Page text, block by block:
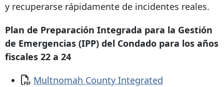
y recuperarse rápidamente de incidentes reales.
Plan de Preparación Integrada para la Gestión
de Emergencias (IPP) del Condado para los años
fiscales 22 a 24
Documento
Multnomah County Integrated